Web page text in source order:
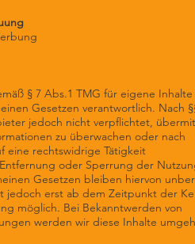
§ 7 Abs.1 TMG für eigene Inhalte
Gesetzen verantwortlich. Nach
jedoch nicht verpflichtet,
zu überwachen oder nach
eine rechtswidrige Tätigkeit
oder Sperrung der
Gesetzen bleiben hiervon
jedoch erst ab dem Zeitpunkt der
möglich. Bei Bekanntwerden von
werden wir diese Inhalte